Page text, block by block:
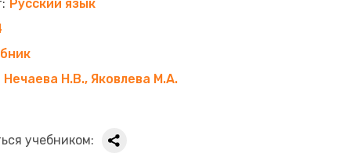
Русский язык
Нечаева Н.В., Яковлева М.А.
учебником: